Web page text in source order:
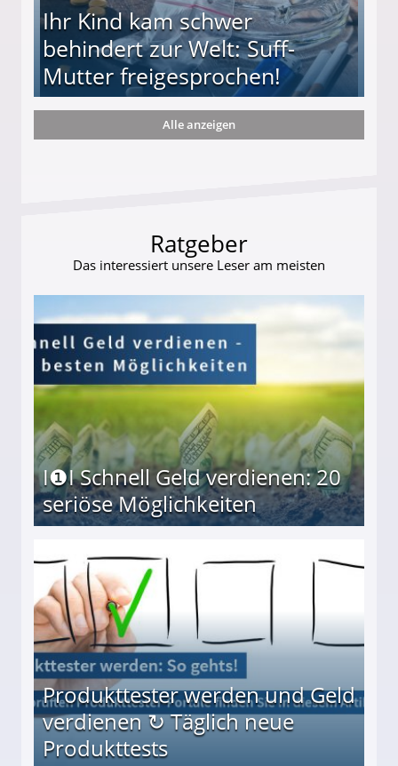
Ihr Kind kam schwer
behindert zur Welt: Suff-
Mutter freigesprochen!
Mutter freigesprochen!
Alle anzeigen
Ratgeber
Das interessiert unsere Leser am meisten
I❶I Schnell Geld verdienen: 20
seriöse Möglichkeiten
Produkttester werden und Geld
verdienen ↻ Täglich neue
Produkttests